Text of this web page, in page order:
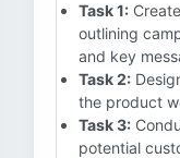
Task 1:
outlining
and key
Task 2:
the product
Task 3:
potential